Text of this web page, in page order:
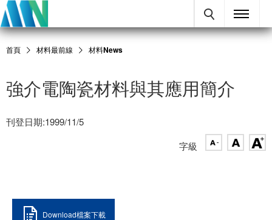
首頁 材料最前線 材料News
強介電陶瓷材料與其應用簡介
刊登日期:1999/11/5
字級
Download檔案下載